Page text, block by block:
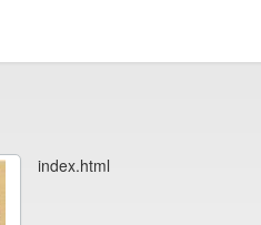
index.html